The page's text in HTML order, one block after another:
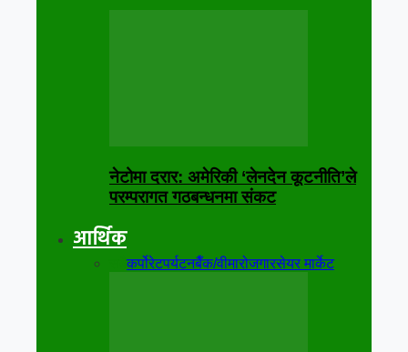
नेटोमा दरार: अमेरिकी ‘लेनदेन कूटनीति’ले
परम्परागत गठबन्धनमा संकट
आर्थिक
सबैकर्पोरेटपर्यटनबैँक/वीमारोजगारसेयर मार्केट